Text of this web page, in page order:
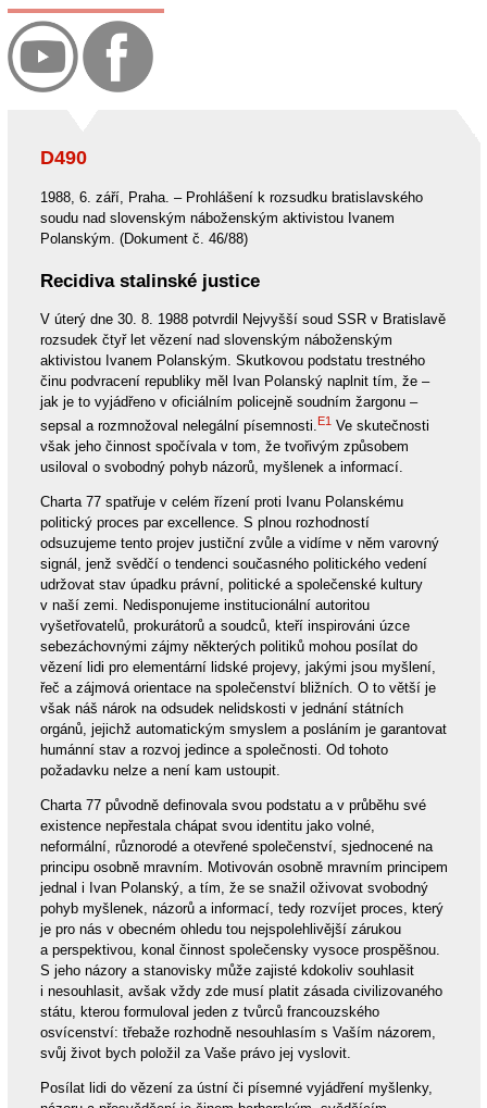
D490
1988, 6. září, Praha. – Prohlášení k rozsudku bratislavského
soudu nad slovenským náboženským aktivistou Ivanem
Polanským. (Dokument č. 46/88)
Recidiva stalinské justice
V úterý dne 30. 8. 1988 potvrdil Nejvyšší soud SSR v Bratislavě
rozsudek čtyř let vězení nad slovenským náboženským
aktivistou Ivanem Polanským. Skutkovou podstatu trestného
činu podvracení republiky měl Ivan Polanský naplnit tím, že –
jak je to vyjádřeno v oficiálním policejně soudním žargonu –
sepsal a rozmnožoval nelegální písemnosti.E1Ve skutečnosti
však jeho činnost spočívala v tom, že tvořivým způsobem
usiloval o svobodný pohyb názorů, myšlenek a informací.
Charta 77 spatřuje v celém řízení proti Ivanu Polanskému
politický proces par excellence. S plnou rozhodností
odsuzujeme tento projev justiční zvůle a vidíme v něm varovný
signál, jenž svědčí o tendenci současného politického vedení
udržovat stav úpadku právní, politické a společenské kultury
v naší zemi. Nedisponujeme institucionální autoritou
vyšetřovatelů, prokurátorů a soudců, kteří inspirováni úzce
sebezáchovnými zájmy některých politiků mohou posílat do
vězení lidi pro elementární lidské projevy, jakými jsou myšlení,
řeč a zájmová orientace na společenství bližních. O to větší je
však náš nárok na odsudek nelidskosti v jednání státních
orgánů, jejichž automatickým smyslem a posláním je garantovat
humánní stav a rozvoj jedince a společnosti. Od tohoto
požadavku nelze a není kam ustoupit.
Charta 77 původně definovala svou podstatu a v průběhu své
existence nepřestala chápat svou identitu jako volné,
neformální, různorodé a otevřené společenství, sjednocené na
principu osobně mravním. Motivován osobně mravním principem
jednal i Ivan Polanský, a tím, že se snažil oživovat svobodný
pohyb myšlenek, názorů a informací, tedy rozvíjet proces, který
je pro nás v obecném ohledu tou nejspolehlivější zárukou
a perspektivou, konal činnost společensky vysoce prospěšnou.
S jeho názory a stanovisky může zajisté kdokoliv souhlasit
i nesouhlasit, avšak vždy zde musí platit zásada civilizovaného
státu, kterou formuloval jeden z tvůrců francouzského
osvícenství: třebaže rozhodně nesouhlasím s Vaším názorem,
svůj život bych položil za Vaše právo jej vyslovit.
Posílat lidi do vězení za ústní či písemné vyjádření myšlenky,